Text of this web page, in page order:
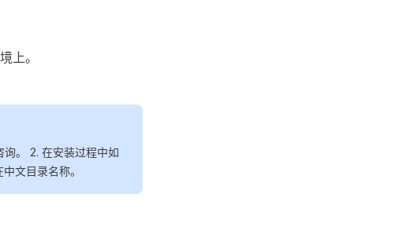
上。
询。 2. 在安装过程中如
文目录名称。